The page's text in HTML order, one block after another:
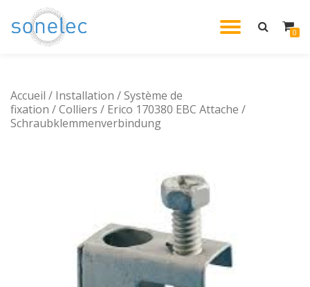
Aller
0
Accueil / Installation /Système de
fixation /Colliers / Erico 170380 EBC Attache /
Schraubklemmenverbindung